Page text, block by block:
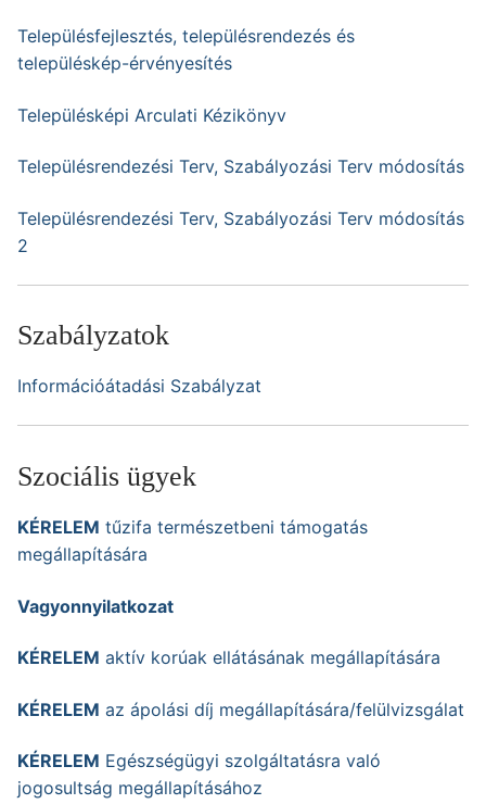
Településfejlesztés, településrendezés és
településkép-érvényesítés
Településképi Arculati Kézikönyv
Településrendezési Terv, Szabályozási Terv módosítás
Településrendezési Terv, Szabályozási Terv módosítás
2
Szabályzatok
Információátadási Szabályzat
Szociális ügyek
KÉRELEM tűzifa természetbeni támogatás
megállapítására
Vagyonnyilatkozat
KÉRELEM aktív korúak ellátásának megállapítására
KÉRELEM az ápolási díj megállapítására/felülvizsgálat
KÉRELEM Egészségügyi szolgáltatásra való
jogosultság megállapításához